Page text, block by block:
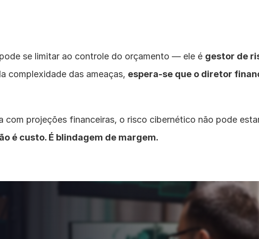
se limitar ao controle do orçamento — ele é gestor de
complexidade das ameaças, espera-se que o diretor
com projeções financeiras, o risco cibernético não pode
é custo. É blindagem de margem.